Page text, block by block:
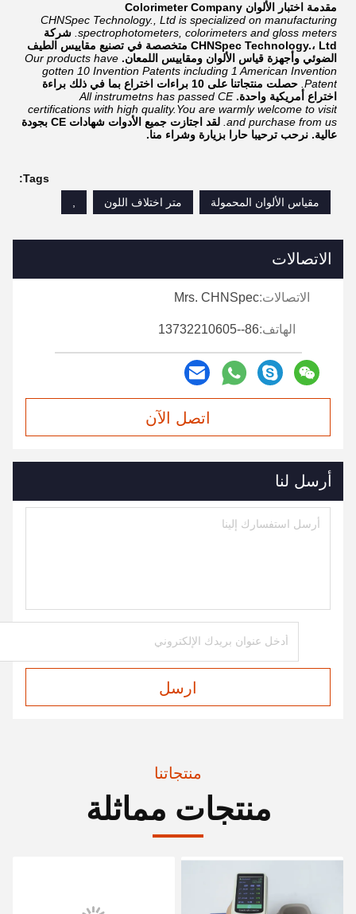
مقدمة اختبار الألوان Colorimeter Company
CHNSpec Technology., Ltd is specialized on manufacturing
spectrophotometers, colorimeters and gloss meters. شركة
CHNSpec Technology.، Ltd متخصصة في تصنيع مقاييس الطيف
الضوئي وأجهزة قياس الألوان ومقاييس اللمعان. Our products have
gotten 10 Invention Patents including 1 American Invention
Patent.
حصلت منتجاتنا على 10 براءات اختراع بما في ذلك براءة
اختراع أمريكية واحدة. All instrumetns has passed CE
certifications with high quality.You are warmly welcome to visit
and purchase from us.
لقد اجتازت جميع الأدوات شهادات CE بجودة
عالية. نرحب ترحيبا حارا بزيارة وشراء منا.
Tags:
مقياس الألوان المحمولة
متر اختلاف اللون
الاتصالات
الاتصالات:Mrs. CHNSpec
الهاتف:86--13732210605
اتصل الآن
أرسل لنا
ارسل
منتجاتنا
منتجات مماثلة